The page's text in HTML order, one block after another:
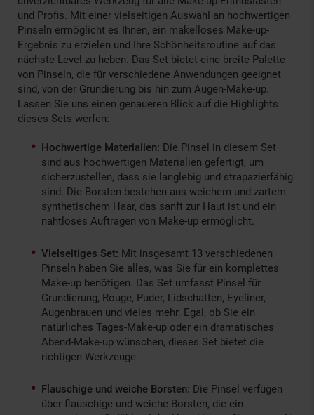
und Profis. Mit einer vielseitigen Auswahl an hochwertigen
Pinseln ermöglicht es Ihnen, ein makelloses Make-up-
Ergebnis zu erzielen und Ihre Schönheitsroutine auf das
nächste Level zu heben. Das Set bietet eine breite Palette
von Pinseln, die für verschiedene Anwendungen geeignet
sind, von der Grundierung bis hin zum Augen-Make-up.
Lassen Sie uns einen genaueren Blick auf die Highlights
dieses Sets werfen:
Hochwertige Materialien: Die Pinsel in diesem Set
sind aus hochwertigen Materialien gefertigt, um
sicherzustellen, dass sie langlebig und strapazierfähig
sind. Die Borsten bestehen aus weichem und zartem
synthetischem Haar, das sanft zur Haut ist und ein
nahtloses Auftragen von Make-up ermöglicht.
Vielseitiges Set: Mit insgesamt 13 verschiedenen
Pinseln haben Sie alles, was Sie für ein komplettes
Make-up benötigen. Das Set umfasst Pinsel für
Grundierung, Rouge, Puder, Lidschatten, Eyeliner,
Augenbrauen und vieles mehr. Egal, ob Sie ein
natürliches Tages-Make-up oder ein dramatisches
Abend-Make-up wünschen, dieses Set bietet die
richtigen Werkzeuge.
Flauschige und weiche Borsten: Die Pinsel verfügen
über flauschige und weiche Borsten, die ein